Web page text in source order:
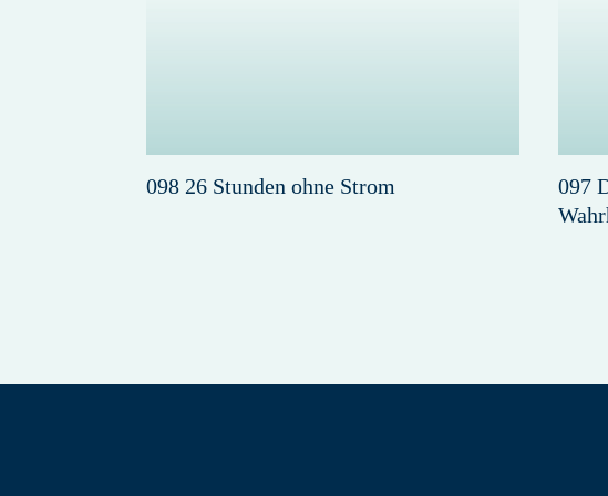
098 26 Stunden ohne Strom
097